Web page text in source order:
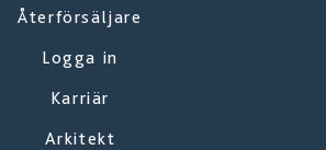
Återförsäljare
Logga in
Karriär
Arkitekt